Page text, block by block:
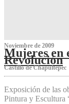
Noviembre de 2009
Mujeres en
Revolución
Castillo de Chapultepec
Exposición de las
Pintura y Escultura